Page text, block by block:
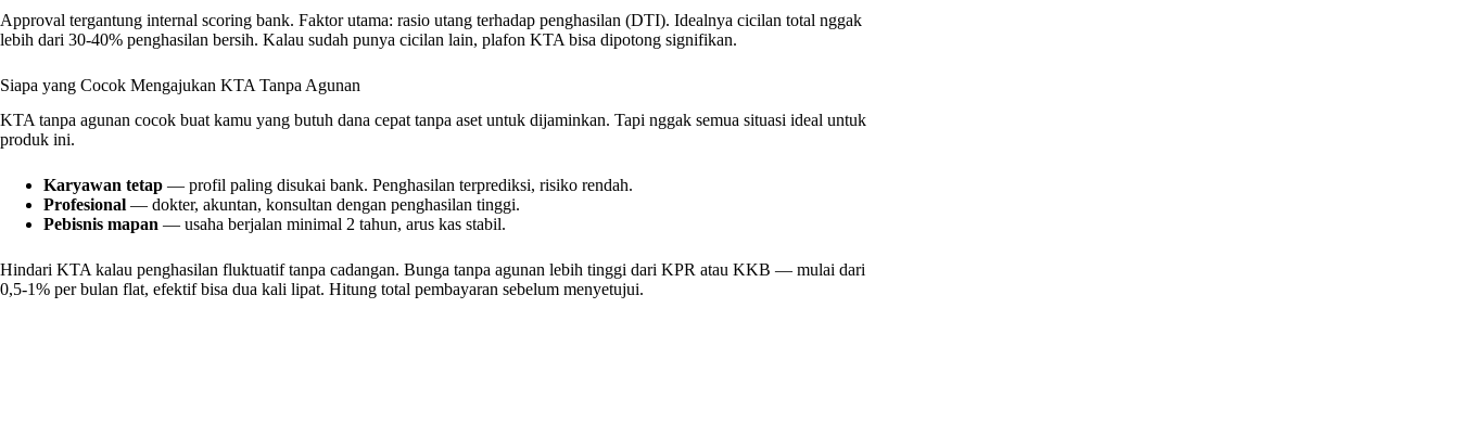
Approval tergantung internal scoring bank. Faktor utama: rasio utang terhadap penghasilan (DTI). Idealnya cicilan total nggak
lebih dari 30-40% penghasilan bersih. Kalau sudah punya cicilan lain, plafon KTA bisa dipotong signifikan.
Siapa yang Cocok Mengajukan KTA Tanpa Agunan
KTA tanpa agunan cocok buat kamu yang butuh dana cepat tanpa aset untuk dijaminkan. Tapi nggak semua situasi ideal untuk
produk ini.
Karyawan tetap — profil paling disukai bank. Penghasilan terprediksi, risiko rendah.
Profesional — dokter, akuntan, konsultan dengan penghasilan tinggi.
Pebisnis mapan — usaha berjalan minimal 2 tahun, arus kas stabil.
Hindari KTA kalau penghasilan fluktuatif tanpa cadangan. Bunga tanpa agunan lebih tinggi dari KPR atau KKB — mulai dari
0,5-1% per bulan flat, efektif bisa dua kali lipat. Hitung total pembayaran sebelum menyetujui.